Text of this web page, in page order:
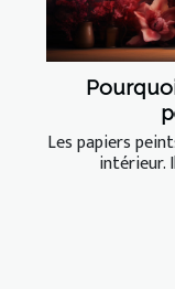
Les papiers
intérieur.